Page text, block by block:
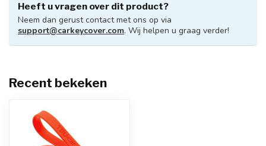
Heeft u vragen over dit product?
Neem dan gerust contact met ons op via
support@carkeycover.com. Wij helpen u graag verder!
Recent bekeken